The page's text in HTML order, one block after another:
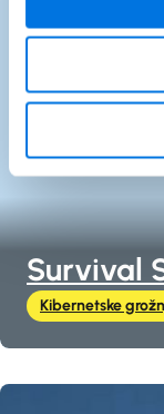
Survival
Kibernetske